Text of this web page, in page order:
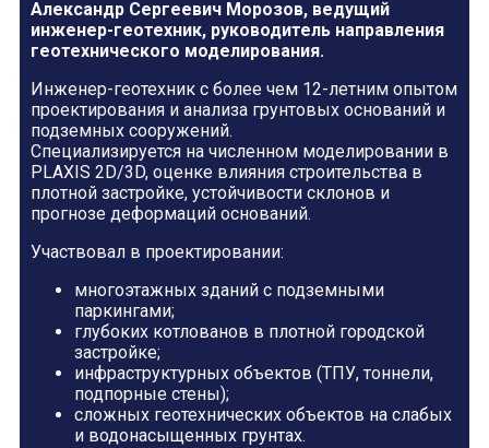
Александр Сергеевич Морозов, ведущий
инженер-геотехник, руководитель направления
геотехнического моделирования.
Инженер-геотехник с более чем 12-летним опытом
проектирования и анализа грунтовых оснований и
подземных сооружений.
Специализируется на численном моделировании в
PLAXIS 2D/3D, оценке влияния строительства в
плотной застройке, устойчивости склонов и
прогнозе деформаций оснований.
Участвовал в проектировании:
многоэтажных зданий с подземными
паркингами;
глубоких котлованов в плотной городской
застройке;
инфраструктурных объектов (ТПУ, тоннели,
подпорные стены);
сложных геотехнических объектов на слабых
и водонасыщенных грунтах.